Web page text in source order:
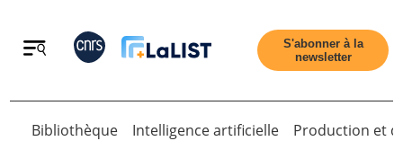
Retour
S'abonner à la
newsletter
Retour
Bibliothèque Intelligence artificielle Production et